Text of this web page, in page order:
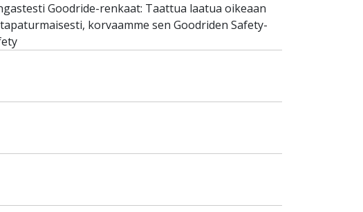
Goodride-renkaat: Taattua laatua oikeaan
korvaamme sen Goodriden Safety-